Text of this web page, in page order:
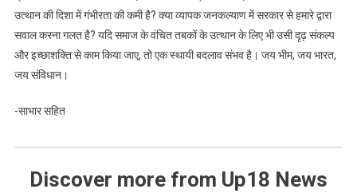
उत्थान की दिशा में गंभीरता की कमी है? क्या व्यापक जनकल्याण में सरकार से हमारे द्वारा
सवाल करना गलत है? यदि समाज के वंचित तबकों के उत्थान के लिए भी उसी दृढ़ संकल्प
और इच्छाशक्ति से काम किया जाए, तो एक स्थायी बदलाव संभव है। जय भीम, जय भारत,
जय संविधान।
-साभार सहित
Discover more from Up18 News